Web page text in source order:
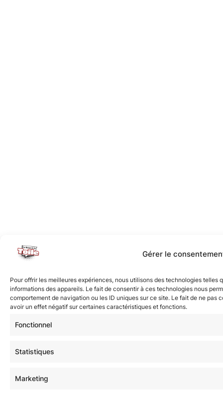
Gérer le
Pour offrir les meilleures expériences, nous utilisons des technologies
informations des appareils. Le fait de consentir à ces technologies nous
comportement de navigation ou les ID uniques sur ce site. Le fait de ne pas
avoir un effet négatif sur certaines caractéristiques et fonctions.
Fonctionnel
Statistiques
Marketing